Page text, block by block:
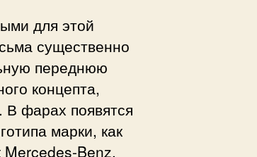
для этой
существенно
переднюю
концепта,
В фарах появятся
марки, как
Mercedes-Benz,